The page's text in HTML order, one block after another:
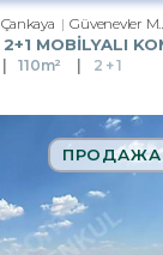
Çankaya Güvenevler Mah.
110m² 2 + 1
ПРОДАЖА